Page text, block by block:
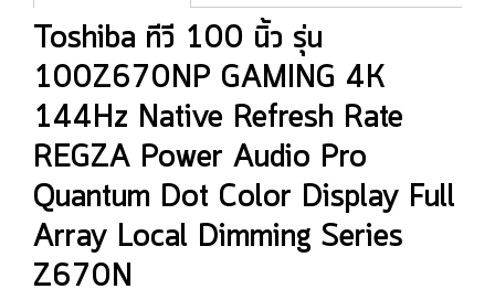
Toshiba ทีวี 100 นิ้ว รุ่น
100Z670NP GAMING 4K
144Hz Native Refresh Rate
REGZA Power Audio Pro
Quantum Dot Color Display Full
Array Local Dimming Series
Z670N